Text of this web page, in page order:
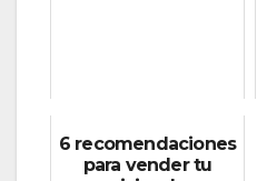
6 recomendaciones
para vender tu